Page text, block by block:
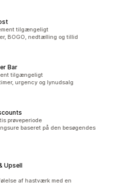
tilgængeligt
BOGO, nedtælling og tillid
Bar
tilgængeligt
urgency og lynudsalg
prøveperiode
baseret på den besøgendes
Upsell
af hastværk med en